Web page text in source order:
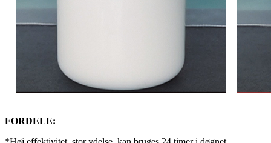
FORDELE: